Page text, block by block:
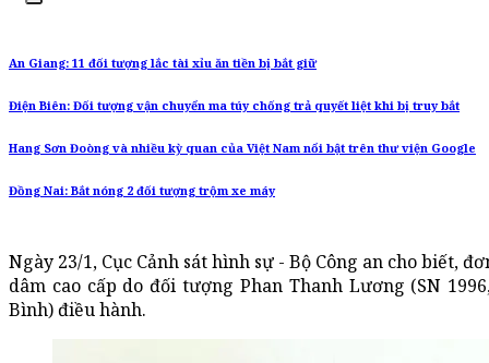
An Giang: 11 đối tượng lắc tài xỉu ăn tiền bị bắt giữ
Điện Biên: Đối tượng vận chuyển ma túy chống trả quyết liệt khi bị truy bắt
Hang Sơn Đoòng và nhiều kỳ quan của Việt Nam nổi bật trên thư viện Google
Đồng Nai: Bắt nóng 2 đối tượng trộm xe máy
Ngày 23/1, Cục Cảnh sát hình sự - Bộ Công an cho biết,
dâm cao cấp do đối tượng Phan Thanh Lương (SN
Bình) điều hành.